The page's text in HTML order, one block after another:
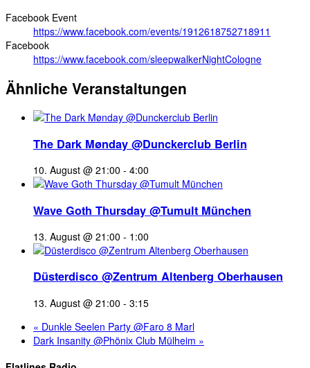
Facebook Event
https://www.facebook.com/events/1912618752718911
Facebook
https://www.facebook.com/sleepwalkerNightCologne
Ähnliche Veranstaltungen
The Dark Mønday @Dunckerclub Berlin
10. August @ 21:00 - 4:00
Wave Goth Thursday @Tumult München
13. August @ 21:00 - 1:00
Düsterdisco @Zentrum Altenberg Oberhausen
13. August @ 21:00 - 3:15
« Dunkle Seelen Party @Faro 8 Marl
Dark Insanity @Phönix Club Mülheim »